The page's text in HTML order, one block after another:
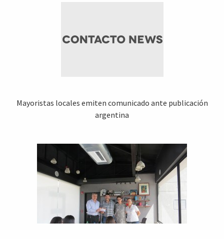
Mayoristas locales emiten comunicado ante publicación
argentina